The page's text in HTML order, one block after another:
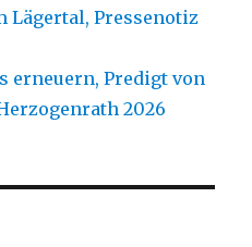
Lägertal, Pressenotiz
erneuern, Predigt von
2026